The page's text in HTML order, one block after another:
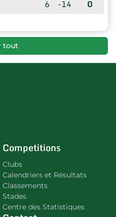
6 -14 0
tout
Competitions
Clubs
Calendriers et Résultats
Classements
Stades
Centre des Statistiques